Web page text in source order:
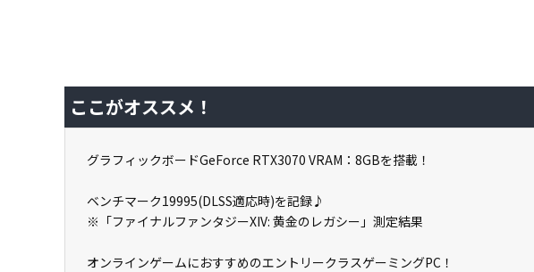
ここがオススメ！
グラフィックボードGeForce RTX3070 VRAM：8GBを搭載！
ベンチマーク19995(DLSS適応時)を記録♪
※「ファイナルファンタジーXIV: 黄金のレガシー」測定結果
オンラインゲームにおすすめのエントリークラスゲーミングPC！